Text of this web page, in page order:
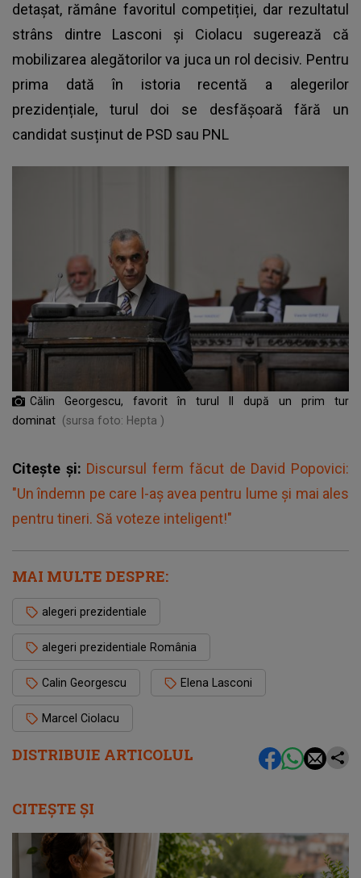
DISTRIBUIE ARTICOLUL
detașat, rămâne favoritul competiției, dar rezultatul
strâns dintre Lasconi și Ciolacu sugerează că
mobilizarea alegătorilor va juca un rol decisiv. Pentru
prima dată în istoria recentă a alegerilor
prezidențiale, turul doi se desfășoară fără un
candidat susținut de PSD sau PNL
Călin Georgescu, favorit în turul II după un prim tur
dominat (sursa foto: Hepta )
Citește și: Discursul ferm făcut de David Popovici:
"Un îndemn pe care l-aş avea pentru lume şi mai ales
pentru tineri. Să voteze inteligent!"
MAI MULTE DESPRE:
alegeri prezidentiale
alegeri prezidentiale România
Calin Georgescu Elena Lasconi
Marcel Ciolacu
CITEȘTE ȘI